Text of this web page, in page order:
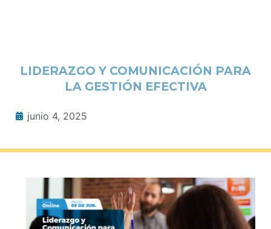
LIDERAZGO Y COMUNICACIÓN PARA
LA GESTIÓN EFECTIVA
junio 4, 2025